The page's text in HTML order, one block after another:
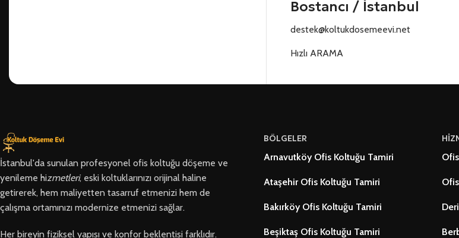
Bostancı / İstanbul
destek@koltukdosemeevi.net
Hızlı ARAMA
İstanbul'da sunulan profesyonel ofis koltuğu döşeme ve
yenileme hizmetleri, eski koltuklarınızı orijinal haline
getirerek, hem maliyetten tasarruf etmenizi hem de
çalışma ortamınızı modernize etmenizi sağlar.
Her bireyin fiziksel yapısı ve konfor beklentisi farklıdır.
BÖLGELER
Arnavutköy Ofis Koltuğu Tamiri
Ataşehir Ofis Koltuğu Tamiri
Bakırköy Ofis Koltuğu Tamiri
Beşiktaş Ofis Koltuğu Tamiri